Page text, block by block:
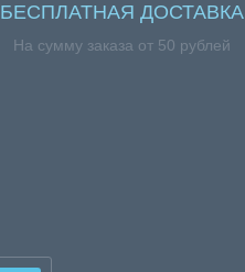
БЕСПЛАТНАЯ ДОСТАВКА
На сумму заказа от 50 рублей